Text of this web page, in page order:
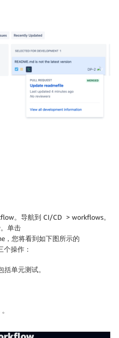
。导航到 CI/CD > workflows。
单击
，您将看到如下图所示的
操作：
单元测试。